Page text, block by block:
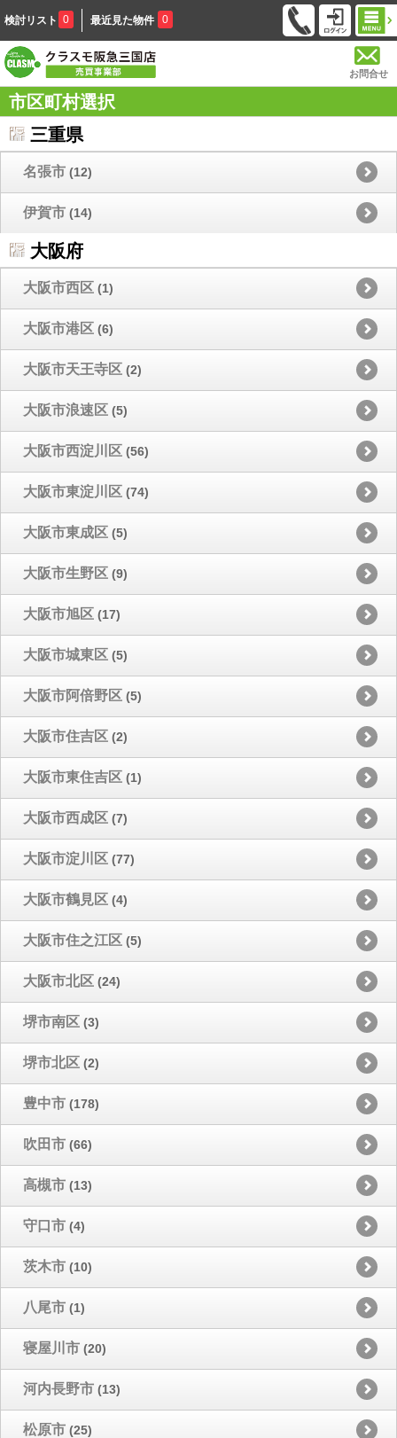
検討リスト 0 最近見た物件 0
お問合せ
市区町村選択
三重県
名張市 (12)
伊賀市 (14)
大阪府
大阪市西区 (1)
大阪市港区 (6)
大阪市天王寺区 (2)
大阪市浪速区 (5)
大阪市西淀川区 (56)
大阪市東淀川区 (74)
大阪市東成区 (5)
大阪市生野区 (9)
大阪市旭区 (17)
大阪市城東区 (5)
大阪市阿倍野区 (5)
大阪市住吉区 (2)
大阪市東住吉区 (1)
大阪市西成区 (7)
大阪市淀川区 (77)
大阪市鶴見区 (4)
大阪市住之江区 (5)
大阪市北区 (24)
堺市南区 (3)
堺市北区 (2)
豊中市 (178)
吹田市 (66)
高槻市 (13)
守口市 (4)
茨木市 (10)
八尾市 (1)
寝屋川市 (20)
河内長野市 (13)
松原市 (25)